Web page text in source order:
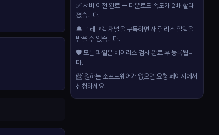
✅ 서버 이전 완료 — 다운로드 속도가 2배 빨라
졌습니다.
🔔 텔레그램 채널을 구독하면 새 릴리즈 알림을
받을 수 있습니다.
🛡️ 모든 파일은 바이러스 검사 완료 후 등록됩니
다.
📨 원하는 소프트웨어가 없으면 요청 페이지에서
신청하세요.